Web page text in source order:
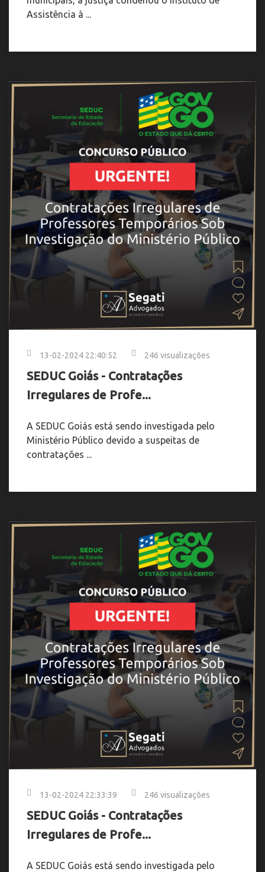
Assistência à ...
13-02-2024 22:40:52 246 visualizações
SEDUC Goiás - Contratações
Irregulares de Profe...
A SEDUC Goiás está sendo investigada pelo
Ministério Público devido a suspeitas de
contratações ...
13-02-2024 22:33:39 246 visualizações
SEDUC Goiás - Contratações
Irregulares de Profe...
A SEDUC Goiás está sendo investigada pelo